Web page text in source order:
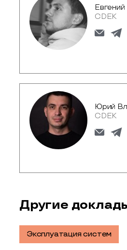
Евгений
CDEK
Юрий
CDEK
Другие
Эксплуатация систем